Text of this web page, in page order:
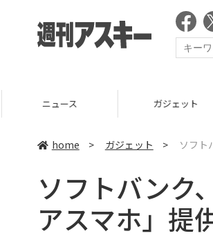
ニュース ガジェット
home > ガジェット > ソフト
ソフトバンク
アスマホ」提